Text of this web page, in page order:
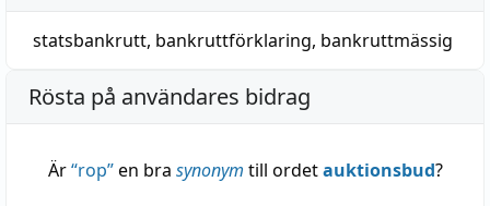
statsbankrutt, bankruttförklaring, bankruttmässig
Rösta på användares bidrag
Är“rop”en bra synonym till ordetauktionsbud?